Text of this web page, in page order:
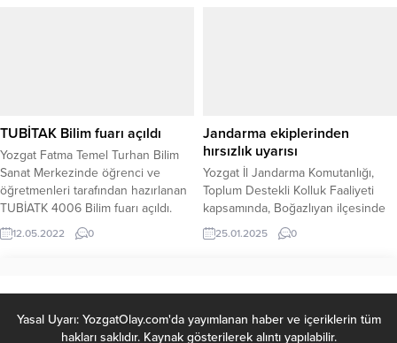
mücadelede Temsilcimiz
Bozokspor sahaya büyük umutlarla
çıkarken, Milletvekili Şahan da
tribündeki yerini aldı....
TUBİTAK Bilim fuarı açıldı
Yozgat Fatma Temel Turhan Bilim
Sanat Merkezinde öğrenci ve
öğretmenleri tarafından hazırlanan
TUBİATK 4006 Bilim fuarı açıldı.
12.05.2022 0
Jandarma ekiplerinden
hırsızlık uyarısı
Yozgat İl Jandarma Komutanlığı,
Toplum Destekli Kolluk Faaliyeti
kapsamında, Boğazlıyan ilçesinde
yaşayan vatandaşlara yönelik
bilgilendirme faaliyeti
Birikiminizden Olmayın” sloganı ile
açıkta bırakılan eşya hırsızlıklarına
karşı vatandaşlar uyarıldı. Jandarma
25.01.2025 0
Yasal Uyarı: YozgatOlay.com'da yayımlanan haber ve içeriklerin tüm
hakları saklıdır. Kaynak gösterilerek alıntı yapılabilir.